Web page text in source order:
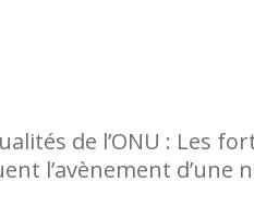
de l’ONU : Les
l’avènement d’une